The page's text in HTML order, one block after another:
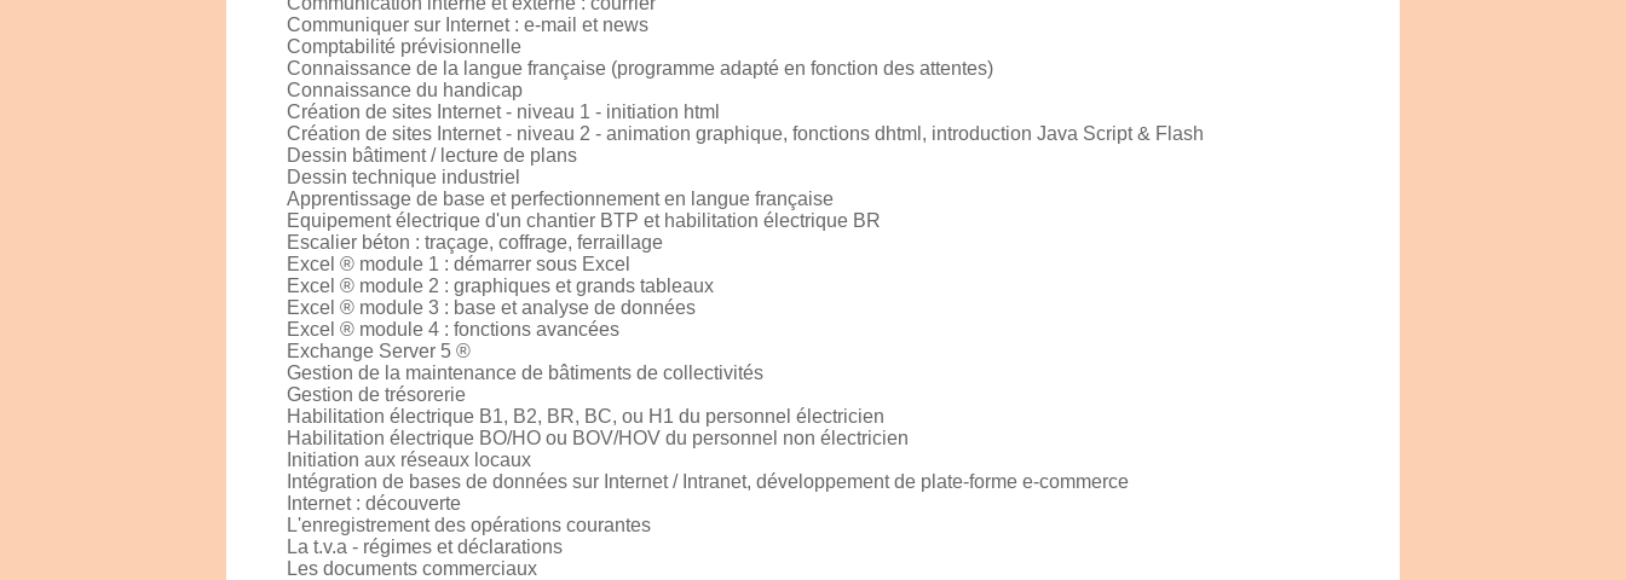
Communiquer sur Internet : e-mail et news
Comptabilité prévisionnelle
Connaissance de la langue française (programme adapté en fonction des attentes)
Connaissance du handicap
Création de sites Internet - niveau 1 - initiation html
Création de sites Internet - niveau 2 - animation graphique, fonctions dhtml, introduction Java Script & Flash
Dessin bâtiment / lecture de plans
Dessin technique industriel
Apprentissage de base et perfectionnement en langue française
Equipement électrique d'un chantier BTP et habilitation électrique BR
Escalier béton : traçage, coffrage, ferraillage
Excel ® module 1 : démarrer sous Excel
Excel ® module 2 : graphiques et grands tableaux
Excel ® module 3 : base et analyse de données
Excel ® module 4 : fonctions avancées
Exchange Server 5 ®
Gestion de la maintenance de bâtiments de collectivités
Gestion de trésorerie
Habilitation électrique B1, B2, BR, BC, ou H1 du personnel électricien
Habilitation électrique BO/HO ou BOV/HOV du personnel non électricien
Initiation aux réseaux locaux
Intégration de bases de données sur Internet / Intranet, développement de plate-forme e-commerce
Internet : découverte
L'enregistrement des opérations courantes
La t.v.a - régimes et déclarations
Les documents commerciaux